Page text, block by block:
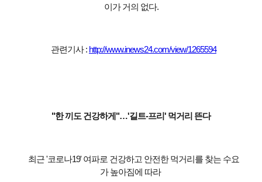
이가 거의 없다.
관련기사 : http://www.inews24.com/view/1265594
"한 끼도 건강하게"…'길트-프리' 먹거리 뜬다
최근 '코로나19' 여파로 건강하고 안전한 먹거리를 찾는 수요
가 높아짐에 따라